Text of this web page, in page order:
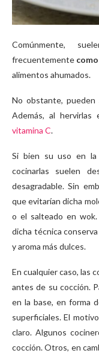
Comúnmente,
frecuentemente
alimentos ahumados.
No obstante, pueden
Además, al hervirlas
vitamina C.
Si bien su uso en la
cocinarlas suelen
desagradable. Sin
que evitarían dicha
o el salteado en
dicha técnica
y aroma más dulces.
En cualquier caso, las
antes de su cocción.
en la base, en forma
superficiales. El
claro. Algunos
cocción. Otros, en